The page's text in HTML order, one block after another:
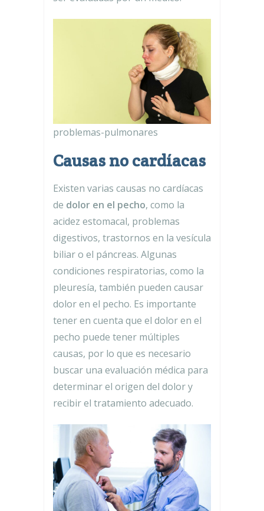
problemas-pulmonares
Causas no cardíacas
Existen varias causas no cardíacas
de dolor en el pecho, como la
acidez estomacal, problemas
digestivos, trastornos en la vesícula
biliar o el páncreas. Algunas
condiciones respiratorias, como la
pleuresía, también pueden causar
dolor en el pecho. Es importante
tener en cuenta que el dolor en el
pecho puede tener múltiples
causas, por lo que es necesario
buscar una evaluación médica para
determinar el origen del dolor y
recibir el tratamiento adecuado.